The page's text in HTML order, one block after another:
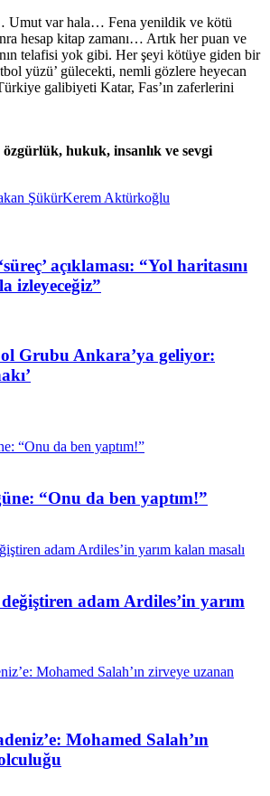
Umut var hala… Fena yenildik ve kötü
hesap kitap zamanı… Artık her puan ve
telafisi yok gibi. Her şeyi kötüye giden bir
yüzü’ gülecekti, nemli gözlere heyecan
galibiyeti Katar, Fas’ın zaferlerini
hukuk, insanlık ve sevgi
ŞükürKerem Aktürkoğlu
açıklaması: “Yol haritasını
izleyeceğiz”
Grubu Ankara’ya geliyor:
“Onu da ben yaptım!”
adam Ardiles’in yarım
Mohamed Salah’ın